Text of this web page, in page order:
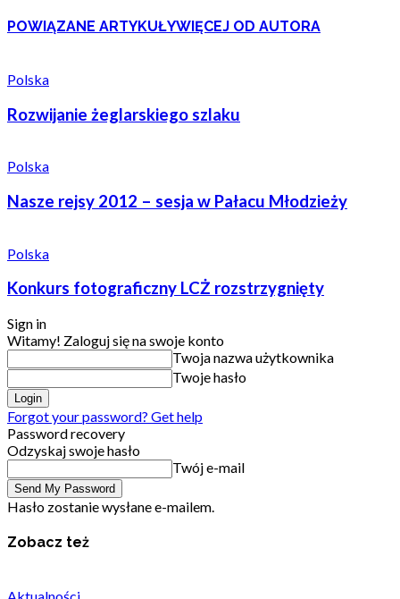
POWIĄZANE ARTYKUŁYWIĘCEJ OD AUTORA
Polska
Rozwijanie żeglarskiego szlaku
Polska
Nasze rejsy 2012 – sesja w Pałacu Młodzieży
Polska
Konkurs fotograficzny LCŻ rozstrzygnięty
Sign in
Witamy! Zaloguj się na swoje konto
Twoja nazwa użytkownika
Twoje hasło
Forgot your password? Get help
Password recovery
Odzyskaj swoje hasło
Twój e-mail
Hasło zostanie wysłane e-mailem.
Zobacz też